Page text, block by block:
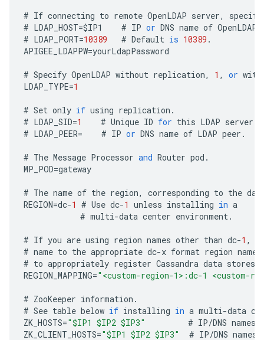
# If connecting to remote OpenLDAP server,
specify
# LDAP_HOST=$IP1 # IP or DNS name of OpenLDAP
# LDAP_PORT=10389 # Default is 10389 .
APIGEE_LDAPPW=yourLdapPassword
# Specify OpenLDAP without replication, 1 , or with
LDAP_TYPE=1
# Set only if using replication .
# LDAP_SID=1 # Unique ID for this LDAP server
# LDAP_PEER= # IP or DNS name of LDAP peer .
# The Message Processor and Router pod .
MP_POD=gateway
# The name of the region, corresponding to the
REGION=dc-1 # Use dc-1 unless installing in a
# multi-data center environment.
# If you are using region names other than dc-1 ,
# name to the appropriate dc-x format region name
# to appropriately register Cassandra data stores
REGION_MAPPING="<custom-region-1>:dc-1 <custom-
# ZooKeeper information .
# See table below if installing in a multi-data
ZK_HOSTS="$IP1 $IP2 $IP3" # IP/DNS names
ZK_CLIENT_HOSTS="$IP1 $IP2 $IP3" # IP/DNS names